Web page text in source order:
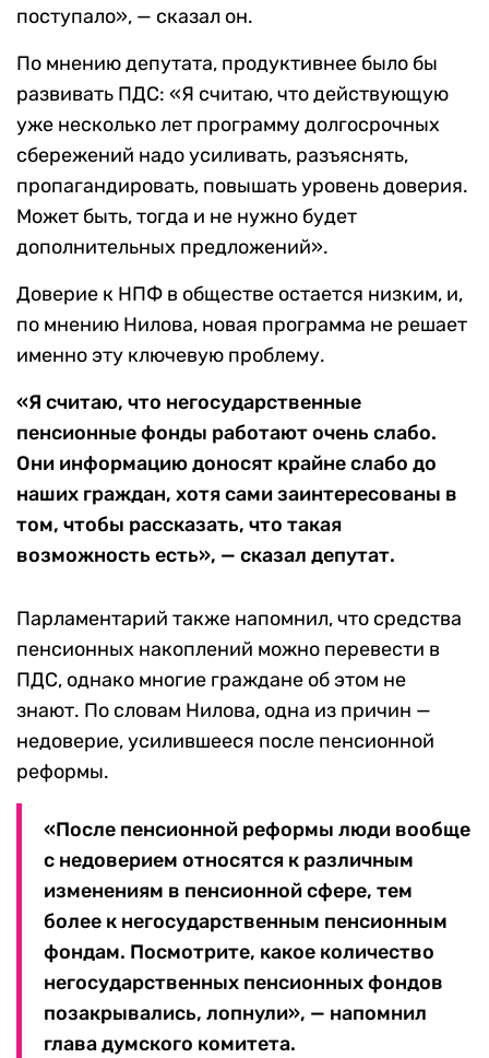
поступало», — сказал он.
По мнению депутата, продуктивнее было бы
развивать ПДС: «Я считаю, что действующую
уже несколько лет программу долгосрочных
сбережений надо усиливать, разъяснять,
пропагандировать, повышать уровень доверия.
Может быть, тогда и не нужно будет
дополнительных предложений».
Доверие к НПФ в обществе остается низким, и,
по мнению Нилова, новая программа не решает
именно эту ключевую проблему.
«Я считаю, что негосударственные
пенсионные фонды работают очень слабо.
Они информацию доносят крайне слабо до
наших граждан, хотя сами заинтересованы в
том, чтобы рассказать, что такая
возможность есть», — сказал депутат.
Парламентарий также напомнил, что средства
пенсионных накоплений можно перевести в
ПДС, однако многие граждане об этом не
знают. По словам Нилова, одна из причин —
недоверие, усилившееся после пенсионной
реформы.
«После пенсионной реформы люди вообще
с недоверием относятся к различным
изменениям в пенсионной сфере, тем
более к негосударственным пенсионным
фондам. Посмотрите, какое количество
негосударственных пенсионных фондов
позакрывались, лопнули», — напомнил
глава думского комитета.